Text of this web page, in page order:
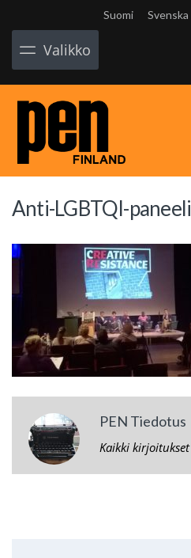
Suomi Svenska
Valikko
Anti-LGBTQI-paneeli
PEN Tiedotus
Kaikki kirjoitukset